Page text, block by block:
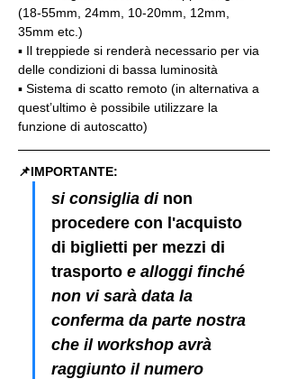
(18-55mm, 24mm, 10-20mm, 12mm,
35mm etc.)
▪️ Il treppiede si renderà necessario per via
delle condizioni di bassa luminosità
▪️ Sistema di scatto remoto (in alternativa a
quest’ultimo è possibile utilizzare la
funzione di autoscatto)
📌IMPORTANTE:
si consiglia di non
procedere con l'acquisto
di biglietti per mezzi di
trasporto e alloggi finché
non vi sarà data la
conferma da parte nostra
che il workshop avrà
raggiunto il numero